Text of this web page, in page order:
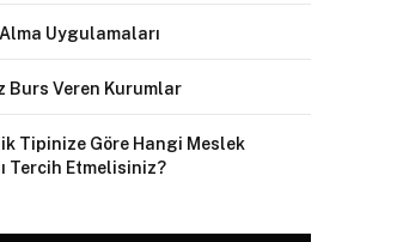
Uygulamaları
Burs Veren Kurumlar
Tipinize Göre Hangi Meslek
Tercih Etmelisiniz?